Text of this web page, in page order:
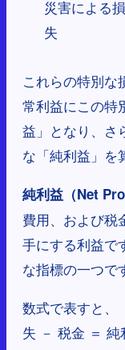
災害による
失
これらの特別な
常利益にこの特
益」となり、さ
な「純利益」を
純利益（Net
費用、および税
手にする利益で
な指標の一つで
数式で表すと、
失 － 税金 ＝ 純